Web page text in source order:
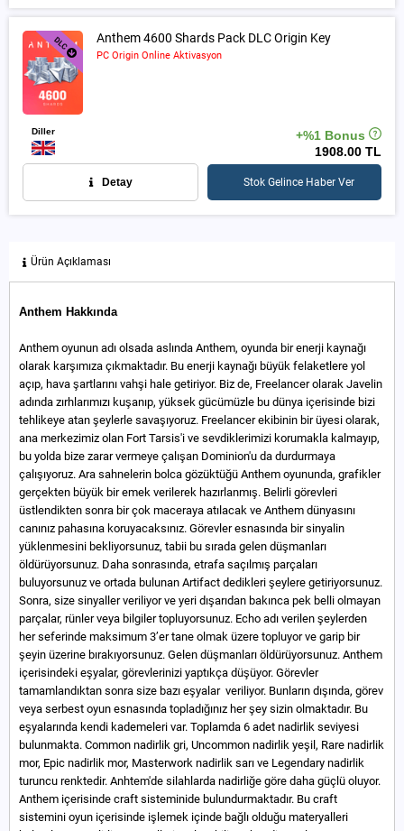
Anthem 4600 Shards Pack DLC Origin Key
PC Origin Online Aktivasyon
Diller
+%1 Bonus
1908.00 TL
Detay Stok Gelince Haber Ver
Ürün Açıklaması
Anthem Hakkında
Anthem oyunun adı olsada aslında Anthem, oyunda bir enerji kaynağı
olarak karşımıza çıkmaktadır. Bu enerji kaynağı büyük felaketlere yol
açıp, hava şartlarını vahşi hale getiriyor. Biz de, Freelancer olarak Javelin
adında zırhlarımızı kuşanıp, yüksek gücümüzle bu dünya içerisinde bizi
tehlikeye atan şeylerle savaşıyoruz. Freelancer ekibinin bir üyesi olarak,
ana merkezimiz olan Fort Tarsis'i ve sevdiklerimizi korumakla kalmayıp,
bu yolda bize zarar vermeye çalışan Dominion'u da durdurmaya
çalışıyoruz. Ara sahnelerin bolca gözüktüğü Anthem oyununda, grafikler
gerçekten büyük bir emek verilerek hazırlanmış. Belirli görevleri
üstlendikten sonra bir çok maceraya atılacak ve Anthem dünyasını
canınız pahasına koruyacaksınız. Görevler esnasında bir sinyalin
yüklenmesini bekliyorsunuz, tabii bu sırada gelen düşmanları
öldürüyorsunuz. Daha sonrasında, etrafa saçılmış parçaları
buluyorsunuz ve ortada bulunan Artifact dedikleri şeylere getiriyorsunuz.
Sonra, size sinyaller veriliyor ve yeri dışarıdan bakınca pek belli olmayan
parçalar, rünler veya bilgiler topluyorsunuz. Echo adı verilen şeylerden
her seferinde maksimum 3’er tane olmak üzere topluyor ve garip bir
şeyin üzerine bırakıyorsunuz. Gelen düşmanları öldürüyorsunuz. Anthem
içerisindeki eşyalar, görevlerinizi yaptıkça düşüyor. Görevler
tamamlandıktan sonra size bazı eşyalar veriliyor. Bunların dışında, görev
veya serbest oyun esnasında topladığınız her şey sizin olmaktadır. Bu
eşyalarında kendi kademeleri var. Toplamda 6 adet nadirlik seviyesi
bulunmakta. Common nadirlik gri, Uncommon nadirlik yeşil, Rare nadirlik
mor, Epic nadirlik mor, Masterwork nadirlik sarı ve Legendary nadirlik
turuncu renktedir. Anhtem'de silahlarda nadirliğe göre daha güçlü oluyor.
Anthem içerisinde craft sisteminide bulundurmaktadır. Bu craft
sistemini oyun içerisinde işlemek içinde bağlı olduğu materyalleri